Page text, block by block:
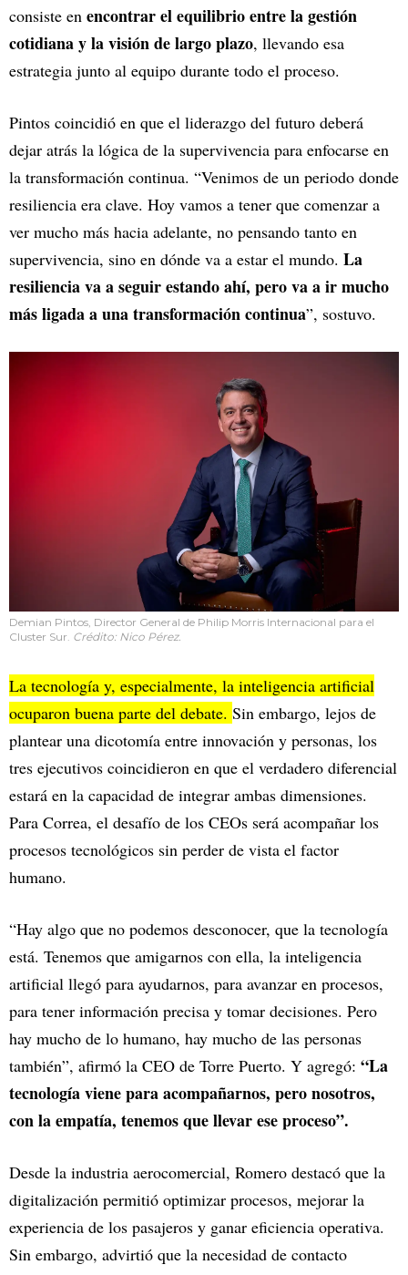
consiste en encontrar el equilibrio entre la gestión
cotidiana y la visión de largo plazo, llevando esa
estrategia junto al equipo durante todo el proceso.
Pintos coincidió en que el liderazgo del futuro deberá
dejar atrás la lógica de la supervivencia para enfocarse en
la transformación continua. “Venimos de un periodo donde
resiliencia era clave. Hoy vamos a tener que comenzar a
ver mucho más hacia adelante, no pensando tanto en
supervivencia, sino en dónde va a estar el mundo. La
resiliencia va a seguir estando ahí, pero va a ir mucho
más ligada a una transformación continua”, sostuvo.
Demian Pintos, Director General de Philip Morris Internacional para el
Cluster Sur. Crédito: Nico Pérez.
La tecnología y, especialmente, la inteligencia artificial
ocuparon buena parte del debate. Sin embargo, lejos de
plantear una dicotomía entre innovación y personas, los
tres ejecutivos coincidieron en que el verdadero diferencial
estará en la capacidad de integrar ambas dimensiones.
Para Correa, el desafío de los CEOs será acompañar los
procesos tecnológicos sin perder de vista el factor
humano.
“Hay algo que no podemos desconocer, que la tecnología
está. Tenemos que amigarnos con ella, la inteligencia
artificial llegó para ayudarnos, para avanzar en procesos,
para tener información precisa y tomar decisiones. Pero
hay mucho de lo humano, hay mucho de las personas
también”, afirmó la CEO de Torre Puerto. Y agregó: “La
tecnología viene para acompañarnos, pero nosotros,
con la empatía, tenemos que llevar ese proceso”.
Desde la industria aerocomercial, Romero destacó que la
digitalización permitió optimizar procesos, mejorar la
experiencia de los pasajeros y ganar eficiencia operativa.
Sin embargo, advirtió que la necesidad de contacto